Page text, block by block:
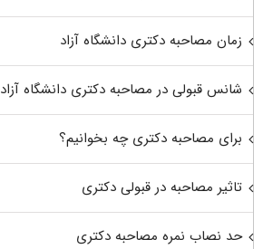
زمان مصاحبه دکتری دانشگاه آزاد
شانس قبولی در مصاحبه دکتری دانشگاه آزاد
برای مصاحبه دکتری چه بخوانیم؟
تاثیر مصاحبه در قبولی دکتری
حد نصاب نمره مصاحبه دکتری